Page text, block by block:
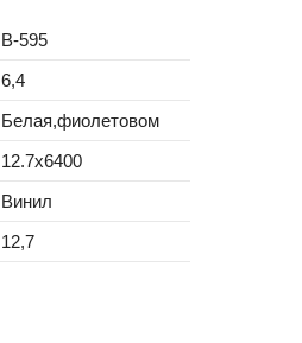
B-595
6,4
Белая,фиолетовом
12.7x6400
Винил
12,7